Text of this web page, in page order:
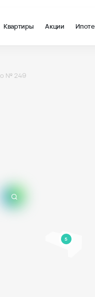
Квартиры Акции
№ 249
5